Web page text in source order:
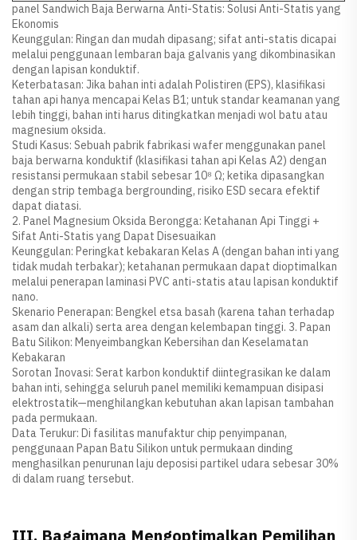
panel Sandwich Baja Berwarna Anti-Statis: Solusi Anti-Statis yang
Ekonomis
Keunggulan: Ringan dan mudah dipasang; sifat anti-statis dicapai
melalui penggunaan lembaran baja galvanis yang dikombinasikan
dengan lapisan konduktif.
Keterbatasan: Jika bahan inti adalah Polistiren (EPS), klasifikasi
tahan api hanya mencapai Kelas B1; untuk standar keamanan yang
lebih tinggi, bahan inti harus ditingkatkan menjadi wol batu atau
magnesium oksida.
Studi Kasus: Sebuah pabrik fabrikasi wafer menggunakan panel
baja berwarna konduktif (klasifikasi tahan api Kelas A2) dengan
resistansi permukaan stabil sebesar 10⁸ Ω; ketika dipasangkan
dengan strip tembaga bergrounding, risiko ESD secara efektif
dapat diatasi.
2. Panel Magnesium Oksida Berongga: Ketahanan Api Tinggi +
Sifat Anti-Statis yang Dapat Disesuaikan
Keunggulan: Peringkat kebakaran Kelas A (dengan bahan inti yang
tidak mudah terbakar); ketahanan permukaan dapat dioptimalkan
melalui penerapan laminasi PVC anti-statis atau lapisan konduktif
nano.
Skenario Penerapan: Bengkel etsa basah (karena tahan terhadap
asam dan alkali) serta area dengan kelembapan tinggi. 3. Papan
Batu Silikon: Menyeimbangkan Kebersihan dan Keselamatan
Kebakaran
Sorotan Inovasi: Serat karbon konduktif diintegrasikan ke dalam
bahan inti, sehingga seluruh panel memiliki kemampuan disipasi
elektrostatik—menghilangkan kebutuhan akan lapisan tambahan
pada permukaan.
Data Terukur: Di fasilitas manufaktur chip penyimpanan,
penggunaan Papan Batu Silikon untuk permukaan dinding
menghasilkan penurunan laju deposisi partikel udara sebesar 30%
di dalam ruang tersebut.
III. Bagaimana Mengoptimalkan Pemilihan